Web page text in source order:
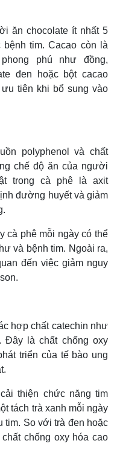
dùng
giá
khoán
cà phê
ăn chocolate ít nhất 5
bệnh tim. Cacao còn là
phú như đồng,
đen hoặc bột cacao
tiên khi bổ sung vào
polyphenol và chất
chế độ ăn của người
trong cà phê là axit
đường huyết và giảm
cà phê mỗi ngày có thể
và bệnh tim. Ngoài ra,
đến việc giảm nguy
hợp chất catechin như
Đây là chất chống oxy
triển của tế bào ung
thiện chức năng tim
tách trà xanh mỗi ngày
tim. So với trà đen hoặc
chống oxy hóa cao